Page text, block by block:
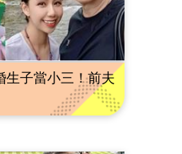
生子當小三！前夫